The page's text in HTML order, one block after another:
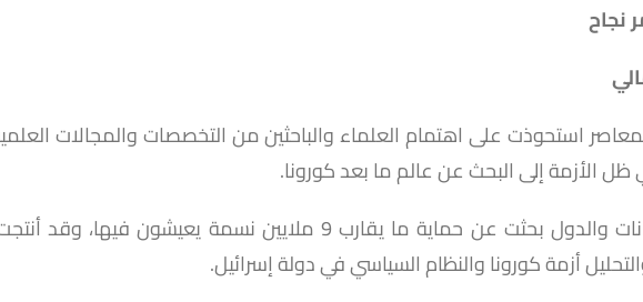
الأزمة إلى البحث عن عالم ما بعد كورونا.
دولة إسرائيل كغيرها من الكيانات والدول بحثت عن حماية ما
أزمة كورونا والنظام السياسي في دولة إسرائيل.